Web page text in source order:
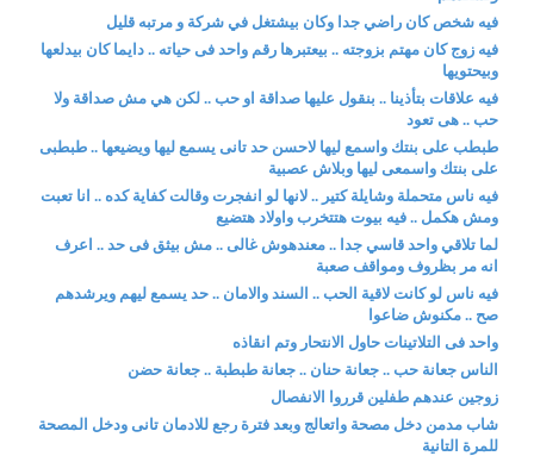
فيه شخص كان راضي جدا وكان بيشتغل في شركة و مرتبه قليل
فيه زوج كان مهتم بزوجته .. بيعتبرها رقم واحد فى حياته .. دايما كان بيدلعها
وبيحتويها
فيه علاقات بتأذينا .. بنقول عليها صداقة او حب .. لكن هي مش صداقة ولا
حب .. هى تعود
طبطب على بنتك واسمع ليها لاحسن حد تانى يسمع ليها ويضيعها .. طبطبى
على بنتك واسمعى ليها وبلاش عصبية
فيه ناس متحملة وشايلة كتير .. لانها لو انفجرت وقالت كفاية كده .. انا تعبت
ومش هكمل .. فيه بيوت هتتخرب واولاد هتضيع
لما تلاقي واحد قاسي جدا .. معندهوش غالى .. مش بيثق فى حد .. اعرف
انه مر بظروف ومواقف صعبة
فيه ناس لو كانت لاقية الحب .. السند والامان .. حد يسمع ليهم ويرشدهم
صح .. مكنوش ضاعوا
واحد فى التلاتينات حاول الانتحار وتم انقاذه
الناس جعانة حب .. جعانة حنان .. جعانة طبطبة .. جعانة حضن
زوجين عندهم طفلين قرروا الانفصال
شاب مدمن دخل مصحة واتعالج وبعد فترة رجع للادمان تانى ودخل المصحة
للمرة التانية